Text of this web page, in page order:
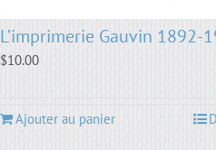
L’imprimerie Gauvin 1892-
$10.00
Ajouter au panier